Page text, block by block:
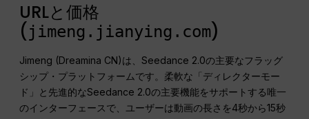
URLと価格
( jimeng.jianying.com)
Jimeng (Dreamina CN)は、Seedance 2.0の主要なフラッグ
シップ・プラットフォームです。柔軟な「ディレクターモー
ド」と先進的なSeedance 2.0の主要機能をサポートする唯一
のインターフェースで、ユーザーは動画の長さを4秒から15秒